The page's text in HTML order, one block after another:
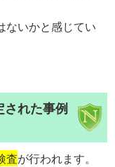
ないかと感じてい
された事例
査が行われます。